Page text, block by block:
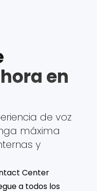
en
de voz
máxima
y
Center
a todos los